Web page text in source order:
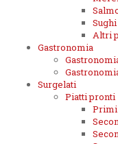
Altri
Gastronomia
Surgelati
Piatti pronti